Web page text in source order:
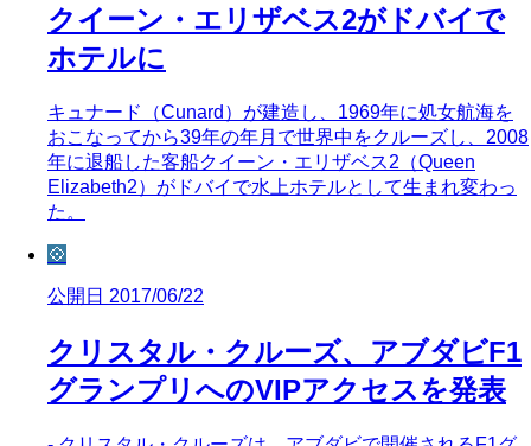
クイーン・エリザベス2がドバイで
ホテルに
キュナード（Cunard）が建造し、1969年に処女航海を
おこなってから39年の年月で世界中をクルーズし、2008
年に退船した客船クイーン・エリザベス2（Queen
Elizabeth2）がドバイで水上ホテルとして生まれ変わっ
た。
💠
公開日 2017/06/22
クリスタル・クルーズ、アブダビF1
グランプリへのVIPアクセスを発表